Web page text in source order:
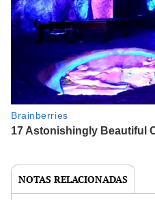
NOTAS RELACIONADAS